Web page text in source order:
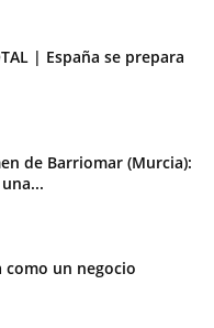
| España se prepara
de Barriomar (Murcia):
como un negocio